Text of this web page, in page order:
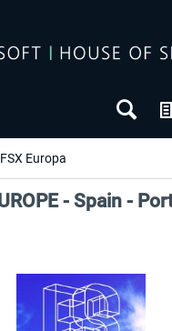
FSX Europa
- Spain -